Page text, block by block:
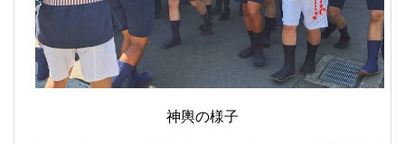
神輿の様子